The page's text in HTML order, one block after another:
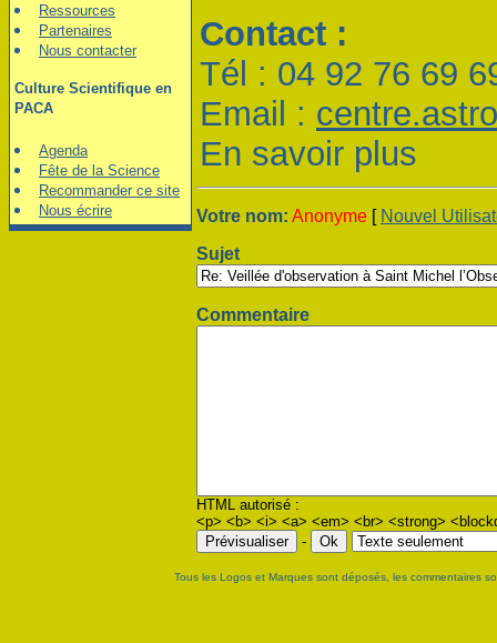
Ressources
Partenaires
Nous contacter
Culture Scientifique en
PACA
Agenda
Fête de la Science
Recommander ce site
Nous écrire
Contact :
Tél : 04 92 76 69
Email :
En savoir plus
Votre nom: Anonyme [ Nouvel
Sujet
Commentaire
HTML autorisé :
<p> <b> <i> <a> <em> <br> <strong>
-
Tous les Logos et Marques sont déposés, les commentaires